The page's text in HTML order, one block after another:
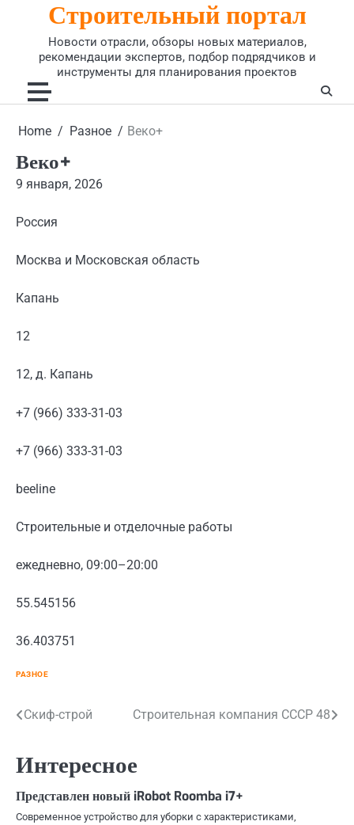
Строительный портал
Новости отрасли, обзоры новых материалов,
рекомендации экспертов, подбор подрядчиков и
инструменты для планирования проектов
Home Разное Веко+
Веко+
9 января, 2026
Россия
Москва и Московская область
Капань
12
12, д. Капань
+7 (966) 333-31-03
+7 (966) 333-31-03
beeline
Строительные и отделочные работы
ежедневно, 09:00–20:00
55.545156
36.403751
РАЗНОЕ
Навигация
записям
Скиф-строй Строительная компания СССР 48
Интересное
Представлен новый iRobot Roomba i7+
Современное устройство для уборки с характеристиками,